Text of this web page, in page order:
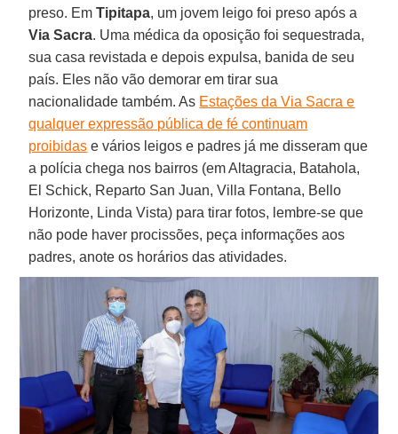
preso. EmTipitapa, um jovem leigo foi preso após a
Via Sacra. Uma médica da oposição foi sequestrada,
sua casa revistada e depois expulsa, banida de seu
país. Eles não vão demorar em tirar sua
nacionalidade também. As Estações da Via Sacra e
qualquer expressão pública de fé continuam
proibidas e vários leigos e padres já me disseram que
a polícia chega nos bairros (em Altagracia, Batahola,
El Schick, Reparto San Juan, Villa Fontana, Bello
Horizonte, Linda Vista) para tirar fotos, lembre-se que
não pode haver procissões, peça informações aos
padres, anote os horários das atividades.